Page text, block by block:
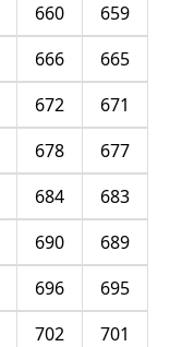
659
660
665
666
671
672
677
678
683
684
689
690
695
696
701
702